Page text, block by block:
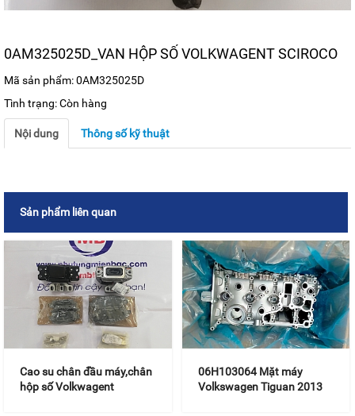
0AM325025D_VAN HỘP SỐ VOLKWAGENT SCIROCO
Mã sản phẩm: 0AM325025D
Tình trạng: Còn hàng
Nội dung Thông số kỹ thuật
Sản phẩm liên quan
Cao su chân đầu máy,chân
hộp số Volkwagent
06H103064 Mặt máy
Volkswagen Tiguan 2013